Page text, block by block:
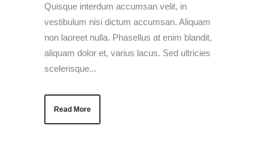
Quisque interdum accumsan velit, in
vestibulum nisi dictum accumsan. Aliquam
non laoreet nulla. Phasellus at enim blandit,
aliquam dolor et, varius lacus. Sed ultricies
scelerisque...
Read More